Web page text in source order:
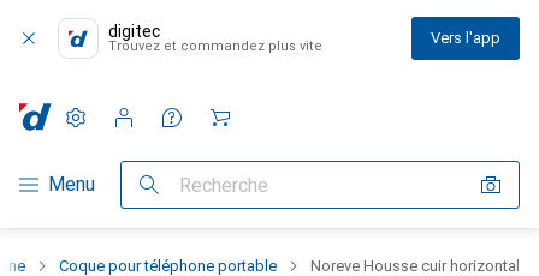
digitec
Trouvez et commandez plus vite Vers l'app
Navigation par catégorie
Menu Recherche
Paramètres
Compte client
Listes de comparaison
Listes d'envies
Panier
Coque pour téléphone portable Noreve Housse cuir horizontal